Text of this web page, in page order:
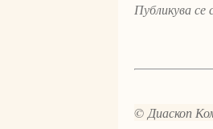
Публикува
© Диаскоп